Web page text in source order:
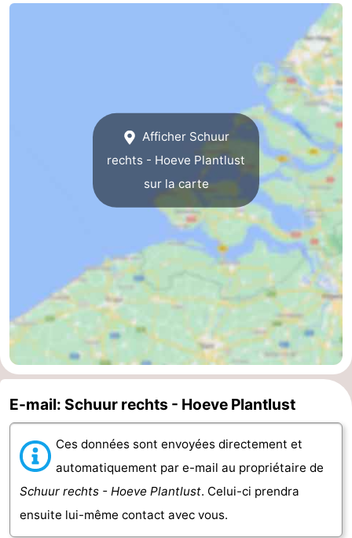
Afficher Schuur
rechts - Hoeve Plantlust
sur la carte
E-mail: Schuur rechts - Hoeve Plantlust
Ces données sont envoyées directement et
automatiquement par e-mail au propriétaire de
Schuur rechts - Hoeve Plantlust. Celui-ci prendra
ensuite lui-même contact avec vous.